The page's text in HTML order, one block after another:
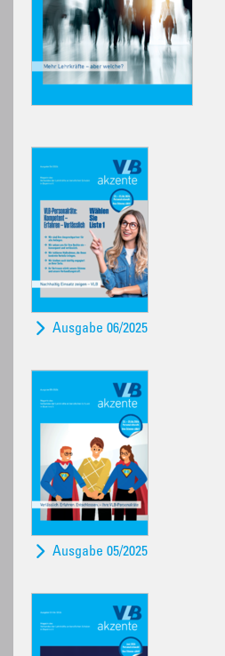
Ausgabe 06/2025
Ausgabe 05/2025